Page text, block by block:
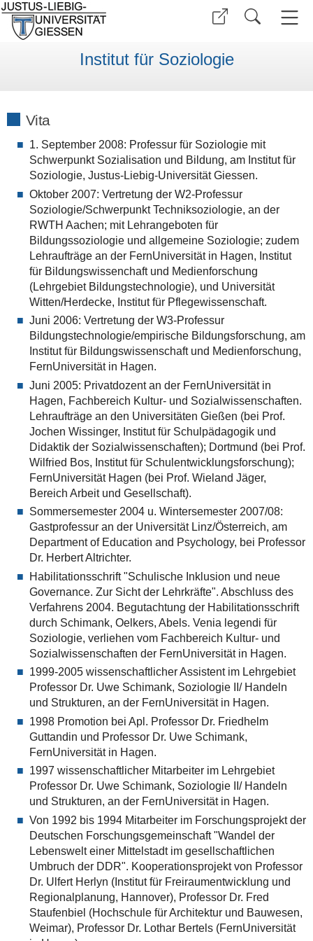
Institut für Soziologie
Vita
1. September 2008: Professur für Soziologie mit
Schwerpunkt Sozialisation und Bildung, am Institut für
Soziologie, Justus-Liebig-Universität Giessen.
Oktober 2007: Vertretung der W2-Professur
Soziologie/Schwerpunkt Techniksoziologie, an der
RWTH Aachen; mit Lehrangeboten für
Bildungssoziologie und allgemeine Soziologie; zudem
Lehraufträge an der FernUniversität in Hagen, Institut
für Bildungswissenchaft und Medienforschung
(Lehrgebiet Bildungstechnologie), und Universität
Witten/Herdecke, Institut für Pflegewissenschaft.
Juni 2006: Vertretung der W3-Professur
Bildungstechnologie/empirische Bildungsforschung, am
Institut für Bildungswissenschaft und Medienforschung,
FernUniversität in Hagen.
Juni 2005: Privatdozent an der FernUniversität in
Hagen, Fachbereich Kultur- und Sozialwissenschaften.
Lehraufträge an den Universitäten Gießen (bei Prof.
Jochen Wissinger, Institut für Schulpädagogik und
Didaktik der Sozialwissenschaften); Dortmund (bei Prof.
Wilfried Bos, Institut für Schulentwicklungsforschung);
FernUniversität Hagen (bei Prof. Wieland Jäger,
Bereich Arbeit und Gesellschaft).
Sommersemester 2004 u. Wintersemester 2007/08:
Gastprofessur an der Universität Linz/Österreich, am
Department of Education and Psychology, bei Professor
Dr. Herbert Altrichter.
Habilitationsschrift "Schulische Inklusion und neue
Governance. Zur Sicht der Lehrkräfte". Abschluss des
Verfahrens 2004. Begutachtung der Habilitationsschrift
durch Schimank, Oelkers, Abels. Venia legendi für
Soziologie, verliehen vom Fachbereich Kultur- und
Sozialwissenschaften der FernUniversität in Hagen.
1999-2005 wissenschaftlicher Assistent im Lehrgebiet
Professor Dr. Uwe Schimank, Soziologie II/ Handeln
und Strukturen, an der FernUniversität in Hagen.
1998 Promotion bei Apl. Professor Dr. Friedhelm
Guttandin und Professor Dr. Uwe Schimank,
FernUniversität in Hagen.
1997 wissenschaftlicher Mitarbeiter im Lehrgebiet
Professor Dr. Uwe Schimank, Soziologie II/ Handeln
und Strukturen, an der FernUniversität in Hagen.
Von 1992 bis 1994 Mitarbeiter im Forschungsprojekt der
Deutschen Forschungsgemeinschaft "Wandel der
Lebenswelt einer Mittelstadt im gesellschaftlichen
Umbruch der DDR". Kooperationsprojekt von Professor
Dr. Ulfert Herlyn (Institut für Freiraumentwicklung und
Regionalplanung, Hannover), Professor Dr. Fred
Staufenbiel (Hochschule für Architektur und Bauwesen,
Weimar), Professor Dr. Lothar Bertels (FernUniversität